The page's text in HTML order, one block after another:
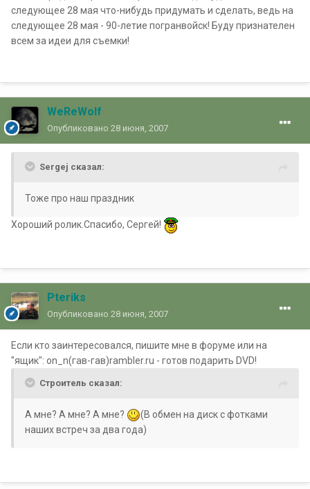
следующее 28 мая что-нибудь придумать и сделать, ведь на
следующее 28 мая - 90-летие погранвойск! Буду признателен
всем за идеи для съемки!
WeReWolf
Опубликовано 28 июня, 2007
Sergej сказал:
Тоже про наш праздник
Хороший ролик.Спасибо, Сергей!
Pteriks
Опубликовано 28 июня, 2007
Если кто заинтересовался, пишите мне в форуме или на
"ящик": on_n(гав-гав)rambler.ru - готов подарить DVD!
Строитель сказал:
А мне? А мне? А мне?
(В обмен на диск с фотками
наших встреч за два года)